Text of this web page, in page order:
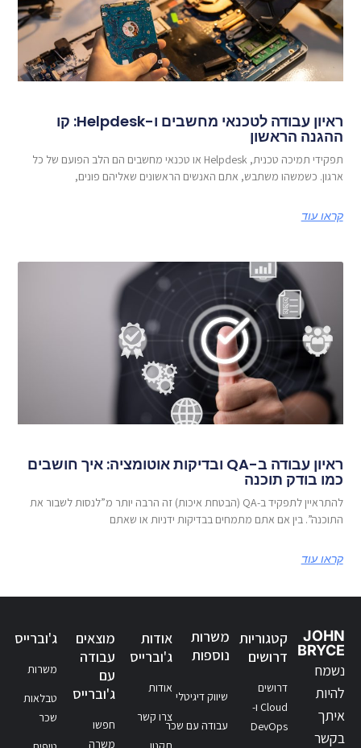
ראיון עבודה לטכנאי מחשבים ו-Helpdesk: קו
ההגנה הראשון
תפקידי תמיכה טכנית, Helpdesk או טכנאי מחשבים הם הלב הפועם של כל
ארגון. כשמשהו משתבש, אתם האנשים הראשונים שאליהם פונים,
קראו עוד
ראיון עבודה ב-QA ובדיקות אוטומציה: איך חושבים
כמו בודק תוכנה
להתראיין לתפקיד ב-QA (הבטחת איכות) זה הרבה יותר מ”לנסות לשבור את
התוכנה”. בין אם אתם מתמחים בבדיקות ידניות או שאתם
קראו עוד
JOHN
BRYCE
נשמח
להיות
איתך
בקשר
קטגוריות
דרושים
דרושים
Cloud ו-
DevOps
משרות
נוספות
שיווק דיגיטלי
עבודה עם שכר
אודות
ג'וברייס
אודות
צרו קשר
מוצאים
עבודה
עם
ג'וברייס
חפשו
משרה
ג'וברייס
משרות
טבלאות
שכר